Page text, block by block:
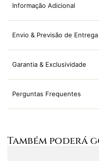
Informação Adicional
Envio & Previsão de Entrega
Garantia & Exclusividade
Perguntas Frequentes
Também poderá